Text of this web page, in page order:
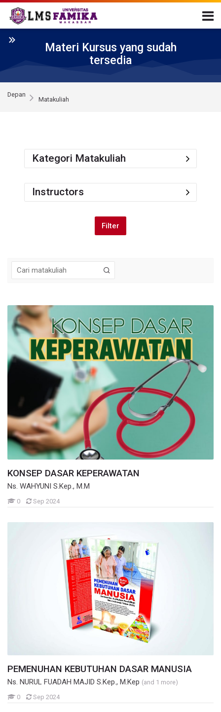
Skip to navigation
Skip to login form
Loncat ke konten utama
Skip to accessibility options
Skip to footer
Skip accessibility options
Materi Kursus yang sudah
tersedia
Depan
Matakuliah
KONSEP DASAR KEPERAWATAN
Ns. WAHYUNI S.Kep., M.M
0Mahasiswa
Sep 2024
PEMENUHAN KEBUTUHAN DASAR MANUSIA
Ns. NURUL FUADAH MAJID S.Kep., M.Kep (and 1 more)
0Mahasiswa
Sep 2024
Kategori Matakuliah
Instructors